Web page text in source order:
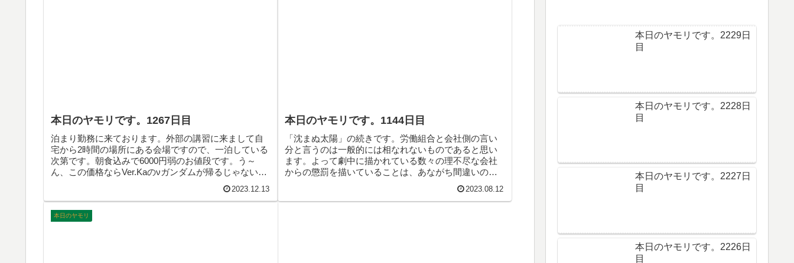
本日のヤモリです。1267日目
泊まり勤務に来ております。外部の講習に来まして自
宅から2時間の場所にある会場ですので、一泊している
次第です。朝食込みで6000円弱のお値段です。う～
ん、この価格ならVer.Kaのνガンダムが帰るじゃないか
ーい◎そんなこんなで、本日のヤモリです。
2023.12.13
本日のヤモリです。1144日目
「沈まぬ太陽」の続きです。労働組合と会社側の言い
分と言うのは一般的には相なれないものであると思い
ます。よって劇中に描かれている数々の理不尽な会社
からの懲罰を描いていることは、あながち間違いのな
いことだと思っております。そんなこんなで、本日の
2023.08.12
本日のヤモリ
本日のヤモリです。2229日
目
本日のヤモリです。2228日
目
本日のヤモリです。2227日
目
本日のヤモリです。2226日
目